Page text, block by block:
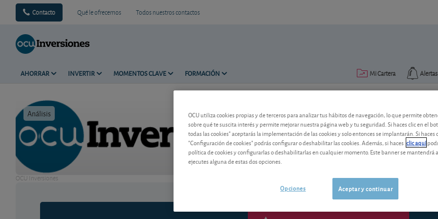
Contacto Qué le ofrecemos Todos nuestros contactos
AHORRAR INVERTIR MOMENTOS CLAVE FORMACIÓN Alertas
Mi Cartera
Análisis Tiempo de lectura: 1 min.
OCU Inversiones
General Electric: buen
El gigante americano sorprende con
OCU utiliza cookies propias y de terceros para analizar tus hábitos de navegación, lo que permite
sobre qué te suscita interés y permite mejorar nuestra página web y tu seguridad. Si haces clic en el
todas las cookies" aceptarás la implementación de las cookies y solo entonces se implantarán. Si haces
"Configuración de cookies" podrás configurar o deshabilitar las cookies. Además, si haces clic aquí
política de cookies y configurarlas o deshabilitarlas en cualquier momento. Este banner se mantendrá
ejecutes alguna de estas dos opciones.
Aceptar y continuar
Opciones